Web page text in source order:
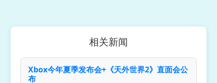
相关新闻
Xbox今年夏季发布会+《天外世界2》直面会公
布